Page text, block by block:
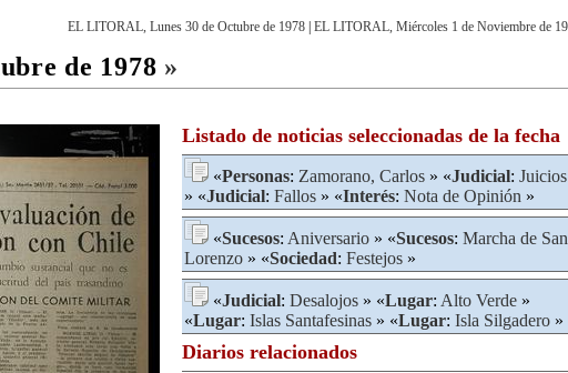
EL LITORAL, Lunes 30 de Octubre de 1978 EL LITORAL, Miércoles 1 de Noviembre de
de 1978 »
Listado de noticias seleccionadas de la fecha
«Personas: Zamorano, Carlos » «Judicial: Juicios
» «Judicial: Fallos » «Interés: Nota de Opinión »
«Sucesos: Aniversario » «Sucesos: Marcha de San
Lorenzo » «Sociedad: Festejos »
«Judicial: Desalojos » «Lugar: Alto Verde »
«Lugar: Islas Santafesinas » «Lugar: Isla Silgadero »
Diarios relacionados